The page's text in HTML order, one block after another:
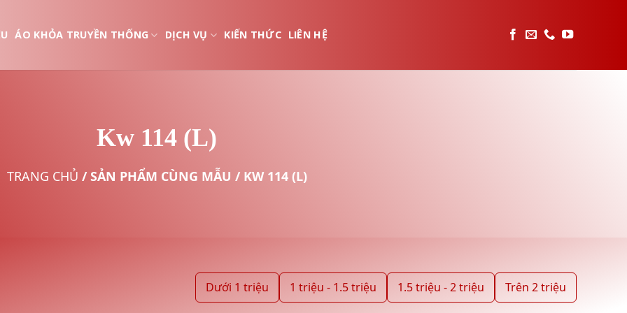
ÁO KHỎA TRUYỀN THỐNG DỊCH VỤ KIẾN THỨC LIÊN HỆ
Kw 114 (L)
TRANG CHỦ /SẢN PHẨM CÙNG MẪU / KW 114 (L)
Dưới 1 triệu 1 triệu - 1.5 triệu 1.5 triệu - 2 triệu Trên 2 triệu